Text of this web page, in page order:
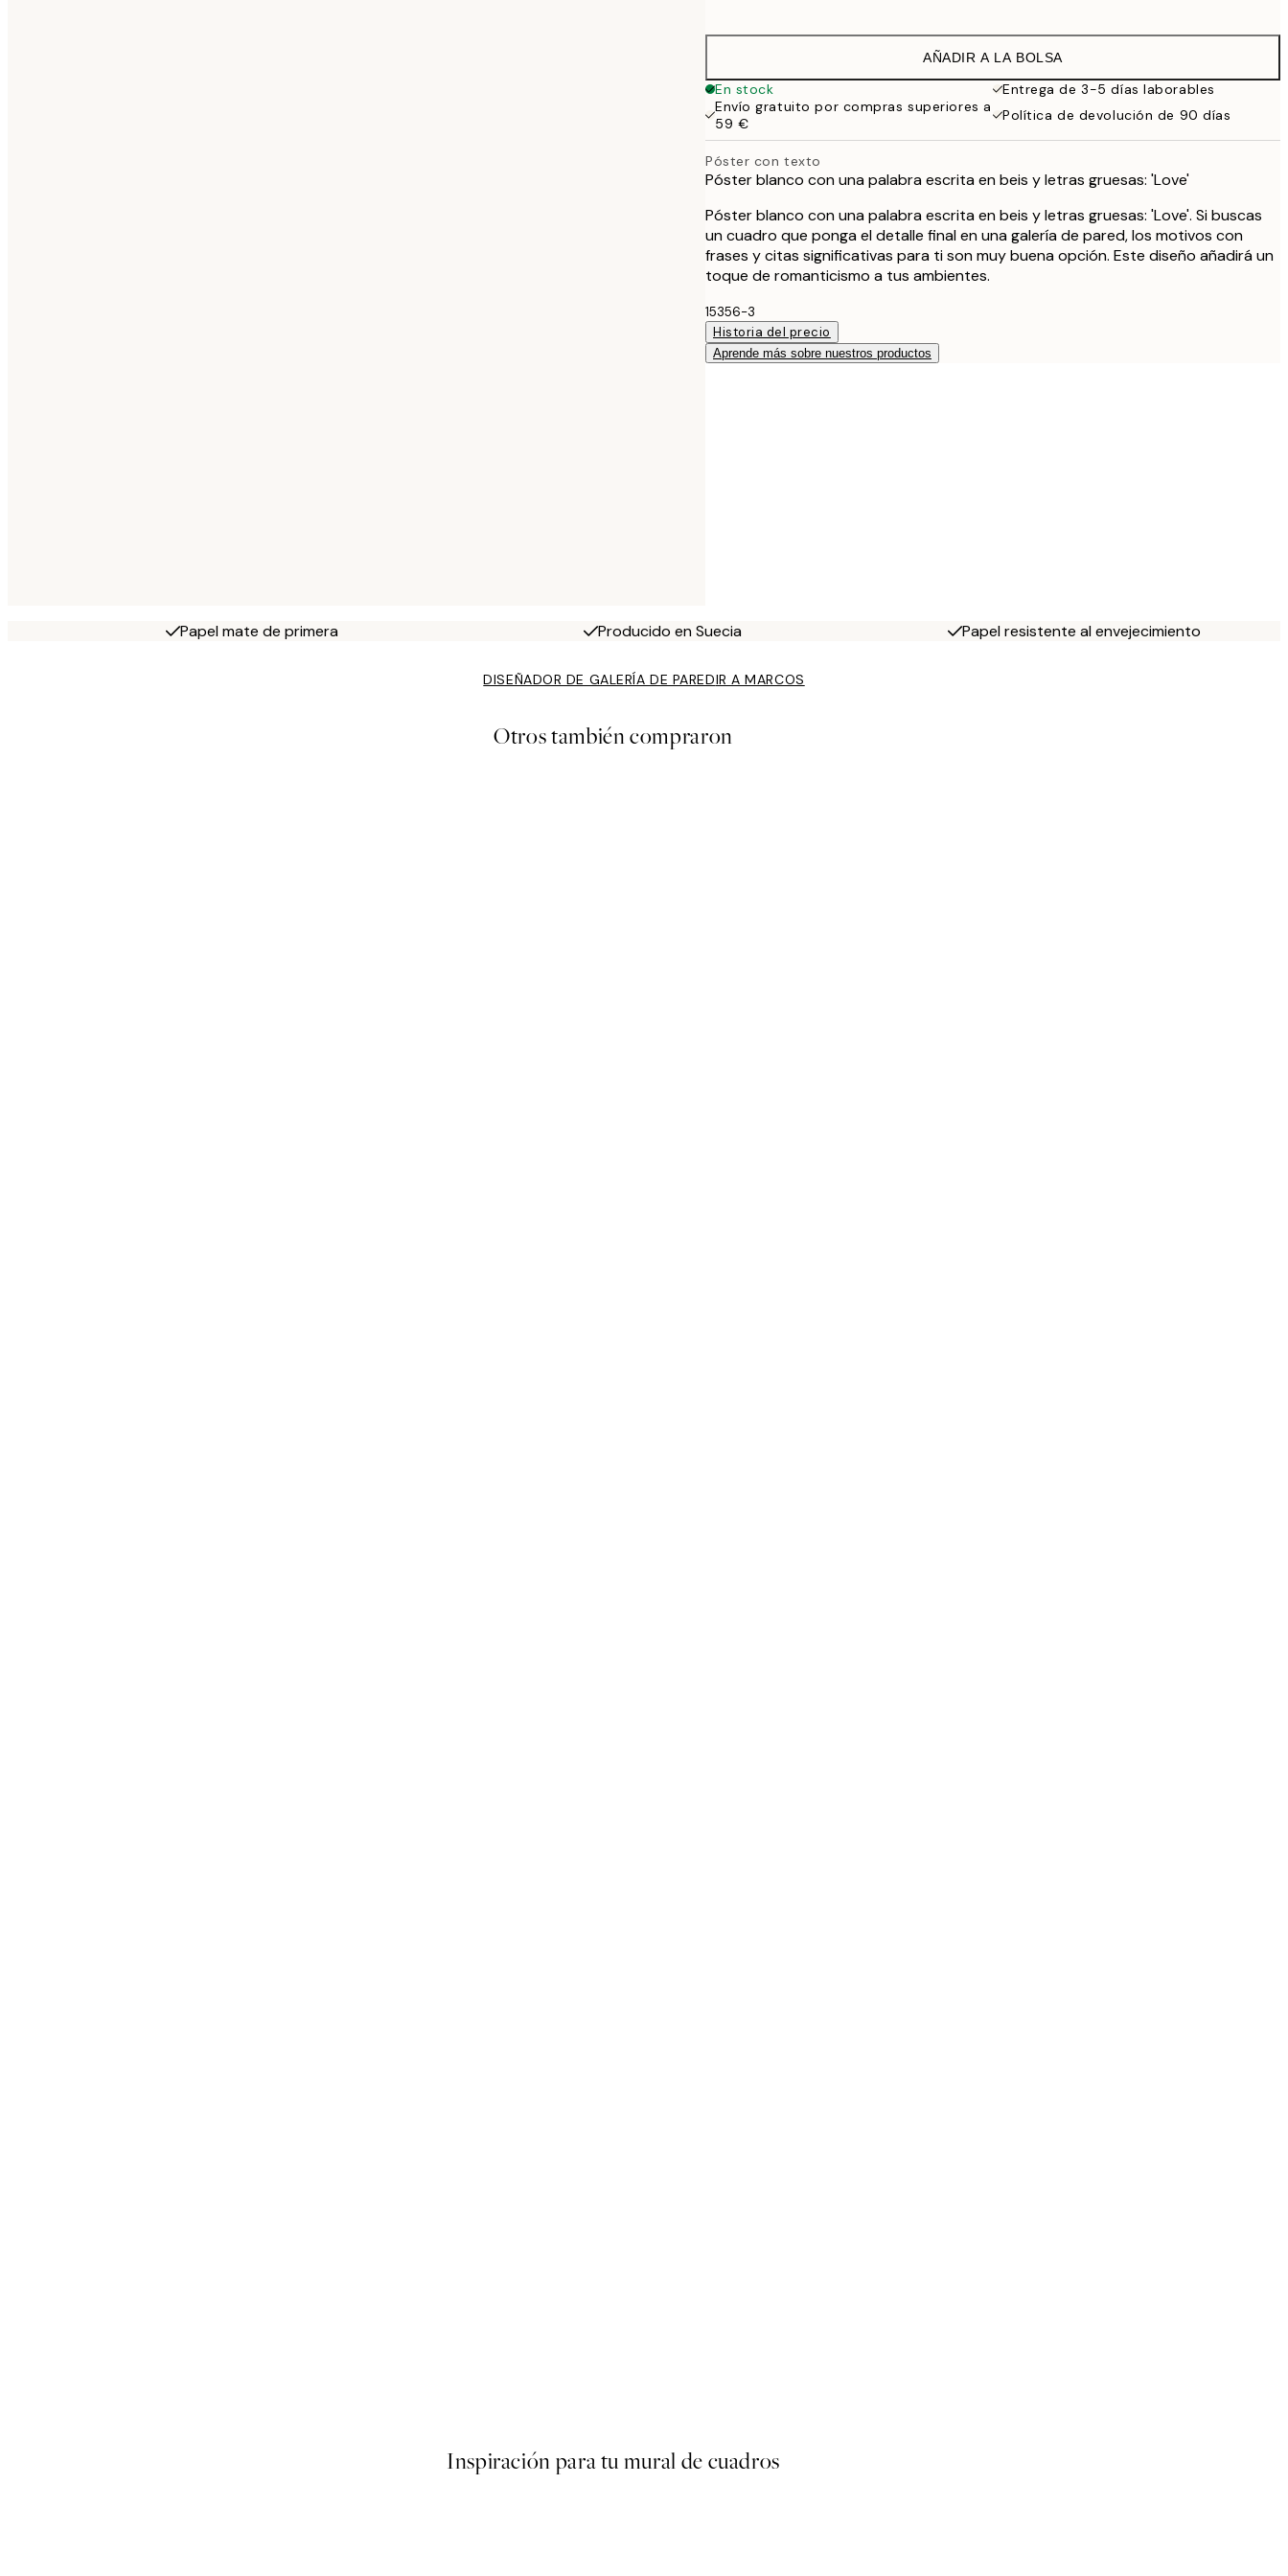
13 €
19,95 €
40x50 cm 13,73 €
50x70 cm
70x100 cm
49 €
AÑADIR A LA BOLSA
En stock
Entrega de 3-5 días laborables
Envío gratuito por compras superiores a
59 €
Política de devolución de 90 días
Póster con texto
Póster blanco con una palabra escrita en beis y letras gruesas: 'Love'
Póster blanco con una palabra escrita en beis y letras gruesas: 'Love'. Si buscas
un cuadro que ponga el detalle final en una galería de pared, los motivos con
frases y citas significativas para ti son muy buena opción. Este diseño añadirá un
toque de romanticismo a tus ambientes.
15356-3
Historia del precio
Aprende más sobre nuestros productos
Papel mate de primera Producido en Suecia Papel resistente al envejecimiento
DISEÑADOR DE GALERÍA DE PAREDIR A MARCOS
Otros también compraron
Inspiración para tu mural de cuadros